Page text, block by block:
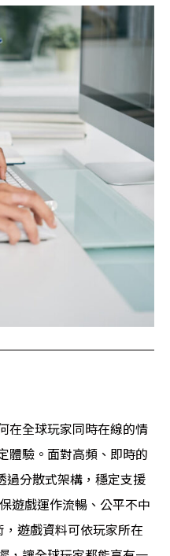
在全球玩家同時在線的情
體驗。面對高頻、即時的
過分散式架構，穩定支援
遊戲運作流暢、公平不中
遊戲資料可依玩家所在